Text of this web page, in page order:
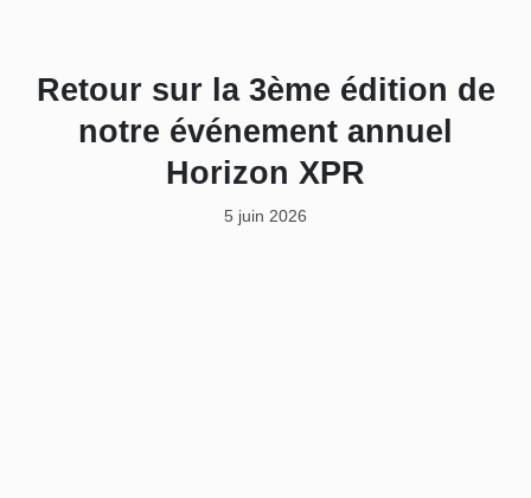
Retour sur la 3ème édition de
notre événement annuel
Horizon XPR
5 juin 2026